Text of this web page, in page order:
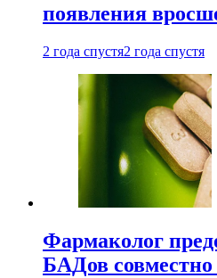
появления
2 года спустя2 года спустя
Фармаколог
БАДов совместно